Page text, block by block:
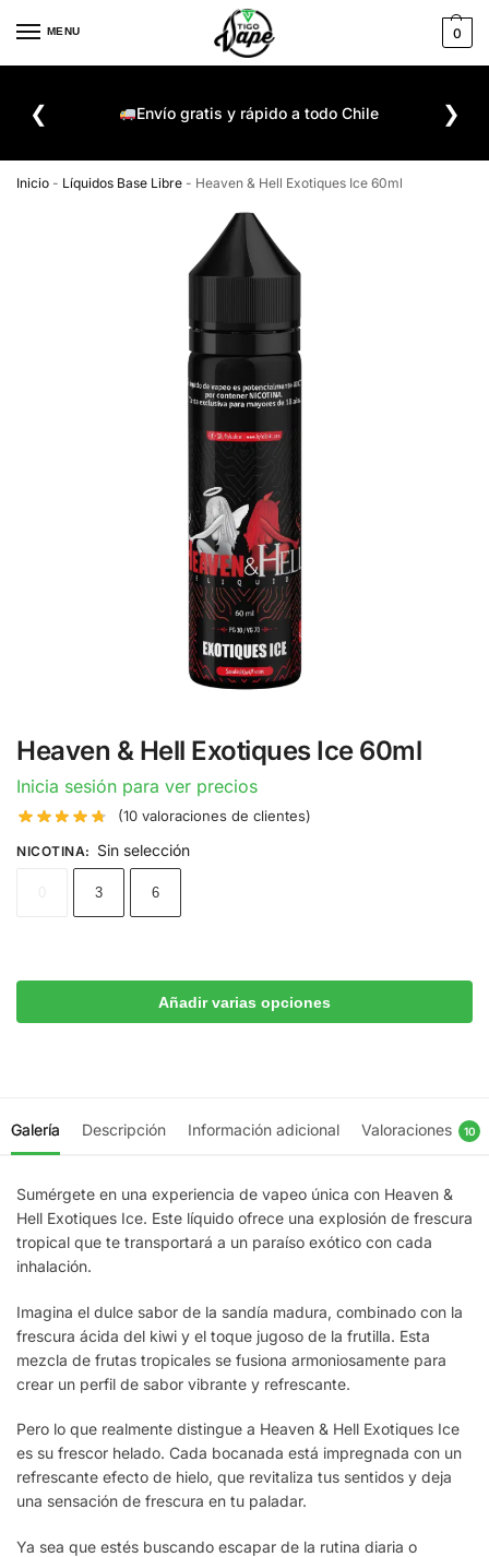
MENU 0
❮ Envío gratis y rápido a todo Chile ❯
Inicio - Líquidos Base Libre - Heaven & Hell Exotiques Ice 60ml
Heaven & Hell Exotiques Ice 60ml
Inicia sesión para ver precios
(10 valoraciones de clientes)
NICOTINA: Sin selección
3 6
Añadir varias opciones
Galería Descripción Información adicional Valoraciones 10
Sumérgete en una experiencia de vapeo única con Heaven &
Hell Exotiques Ice. Este líquido ofrece una explosión de frescura
tropical que te transportará a un paraíso exótico con cada
inhalación.
Imagina el dulce sabor de la sandía madura, combinado con la
frescura ácida del kiwi y el toque jugoso de la frutilla. Esta
mezcla de frutas tropicales se fusiona armoniosamente para
crear un perfil de sabor vibrante y refrescante.
Pero lo que realmente distingue a Heaven & Hell Exotiques Ice
es su frescor helado. Cada bocanada está impregnada con un
refrescante efecto de hielo, que revitaliza tus sentidos y deja
una sensación de frescura en tu paladar.
Ya sea que estés buscando escapar de la rutina diaria o